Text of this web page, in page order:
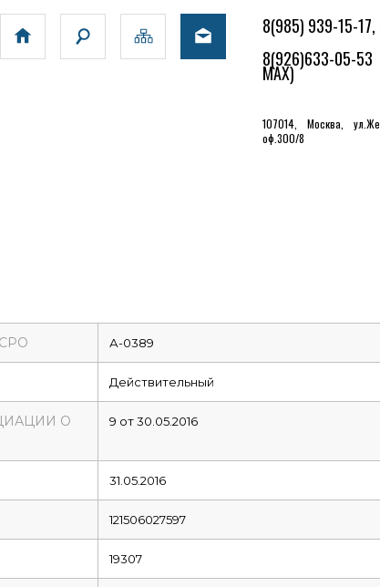
8(985) 939-15-
8(926)633-05-53
MAX)
107014, Москва,
оф.300/8
А-0389
Действительный
О
9 от 30.05.2016
31.05.2016
121506027597
19307